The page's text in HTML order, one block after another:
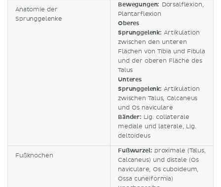
Anatomie der
Sprunggelenke
Bewegungen: Dorsalflexion,
Plantarflexion
Oberes
Sprunggelenk: Artikulation
zwischen den unteren
Flächen von Tibia und Fibula
und der oberen Fläche des
Talus
Unteres
Sprunggelenk: Artikulation
zwischen Talus, Calcaneus
und Os naviculare
Bänder: Lig. collaterale
mediale und laterale, Lig.
deltoideus
Fußknochen
Fußwurzel: proximale (Talus,
Calcaneus) und distale (Os
naviculare, Os cuboideum,
Ossa cuneiformia)